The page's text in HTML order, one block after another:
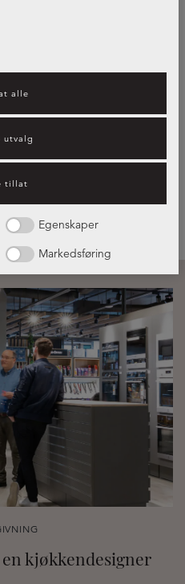
for dem, eller som de har samlet
alle
tillat
Egenskaper
Markedsføring
– hvilket
best for deg?
her!
kjøkkendesigner